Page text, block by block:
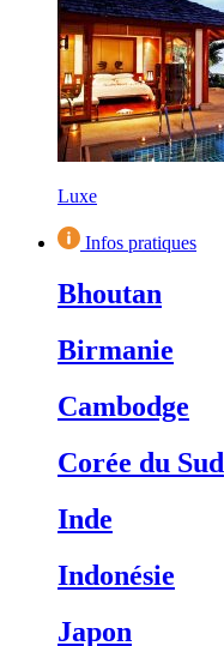
Luxe
Infos pratiques
Bhoutan
Birmanie
Cambodge
Corée du Sud
Inde
Indonésie
Japon